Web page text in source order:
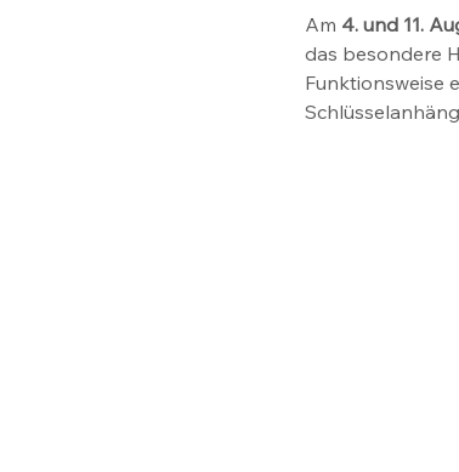
Am 4. und 11.
das besondere
Funktionsweise